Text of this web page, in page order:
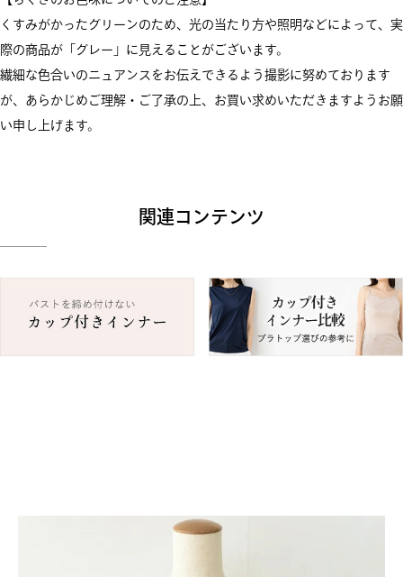
くすみがかったグリーンのため、光の当たり方や照明などによって、実
際の商品が「グレー」に見えることがございます。
繊細な色合いのニュアンスをお伝えできるよう撮影に努めております
が、あらかじめご理解・ご了承の上、お買い求めいただきますようお願
い申し上げます。
関連コンテンツ